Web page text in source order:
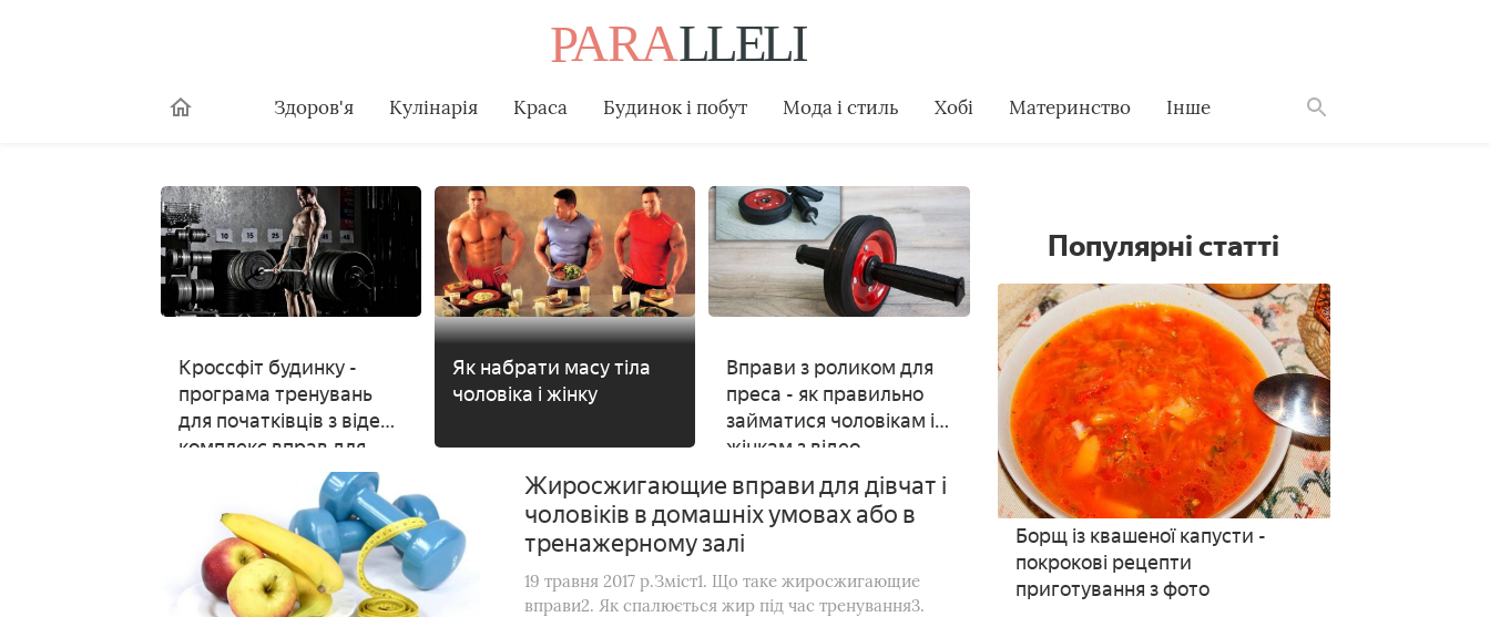
Здоров'я Кулінарія Краса Будинок і побут Мода і стиль Хобі Материнство Інше
Кроссфіт будинку -
програма тренувань
для початківців з відео,
комплекс вправ для
чоловіків і жінок
Як набрати масу тіла
чоловіка і жінку
Вправи з роликом для
преса - як правильно
займатися чоловікам і
жінкам з відео
Жиросжигающие вправи для дівчат і
чоловіків в домашніх умовах або в
тренажерному залі
19 травня 2017 р.Зміст1. Що таке жиросжигающие
вправи2. Як спалюється жир під час тренування3.
Популярні статті
Борщ із квашеної капусти -
покрокові рецепти
приготування з фото